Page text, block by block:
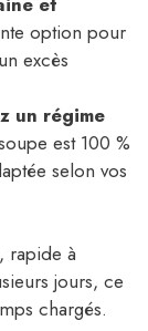
option pour
excès
un régime
est 100 %
selon vos
rapide à
jours, ce
chargés.